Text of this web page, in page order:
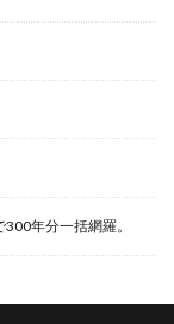
年分一括網羅。